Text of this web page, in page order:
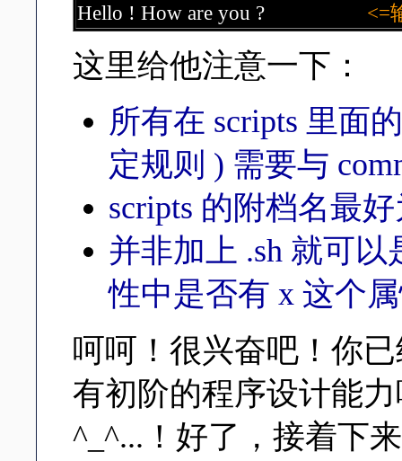
Hello ! How are you ? <=
这里给他注意一下：
所有在 scripts 里面
定规则 ) 需要与
scripts 的附档名最
并非加上 .sh 就可
性中是否有 x 这个
呵呵！很兴奋吧！你
有初阶的程序设计能
^_^...！好了，接着下